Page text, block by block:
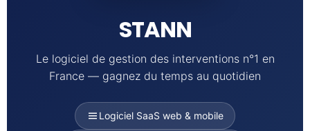
STANN
Le logiciel de gestion des interventions n°1 en
France — gagnez du temps au quotidien
Logiciel SaaS web & mobile